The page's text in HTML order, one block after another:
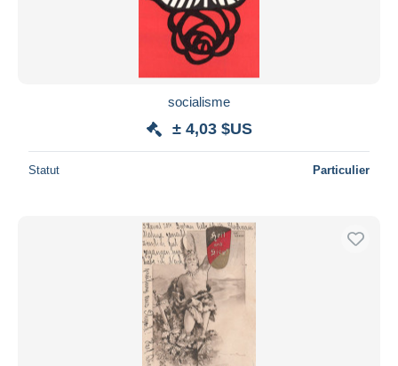
socialisme
± 4,03 $US
Statut Particulier